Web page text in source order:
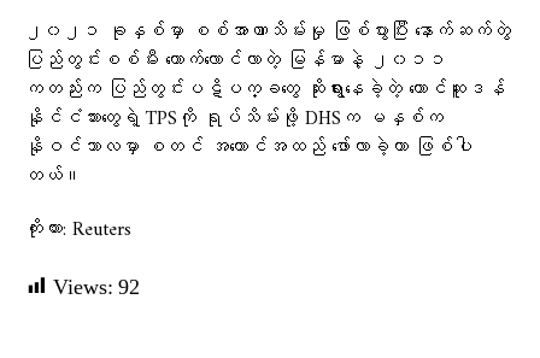
၂၀၂၁ ခုနှစ်မှာ စစ်အာဏာသိမ်းမှု ဖြစ်ပွားပြီး နောက်ဆက်တွဲ
ပြည်တွင်းစစ်မီး တောက်လောင်လာတဲ့ မြန်မာနဲ့ ၂၀၁၁
ကတည်းက ပြည်တွင်းပဋိပက္ခတွေ ဆိုးရွားနေခဲ့တဲ့ တောင်ဆူဒန်
နိုင်ငံသားတွေရဲ့ TPSကို ရုပ်သိမ်းဖို့ DHSက မနှစ်က
နိုဝင်ဘာလမှာ စတင် အကောင်အထည် ဖော်လာခဲ့တာ ဖြစ်ပါ
တယ်။
ကိုးကား: Reuters
Views: 92